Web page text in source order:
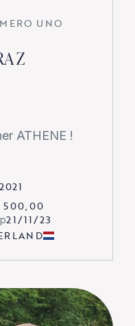
UNO
Z
ATHENE !
2021
500,00
21/11/23